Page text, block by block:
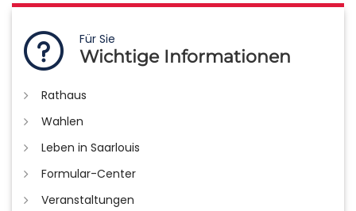
Für Sie
Wichtige Informationen
Rathaus
Wahlen
Leben in Saarlouis
Formular-Center
Veranstaltungen